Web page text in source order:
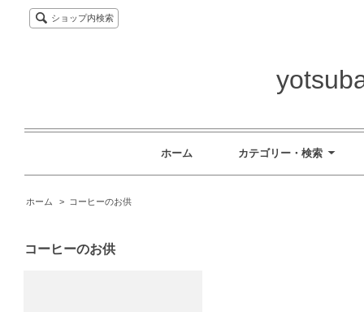
ショップ内検索
ホーム カテゴリー・検索
ホーム > コーヒーのお供
コーヒーのお供